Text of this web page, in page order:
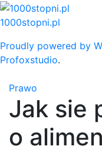
Skip
to
1000stopni.pl
Proudly powered by
Profoxstudio.
Prawo
Jak sie
o